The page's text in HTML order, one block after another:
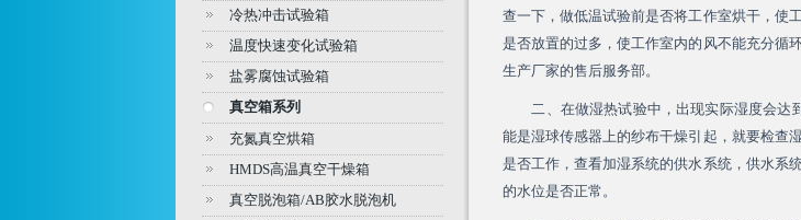
冷热冲击试验箱
温度快速变化试验箱
盐雾腐蚀试验箱
真空箱系列
充氮真空烘箱
HMDS高温真空干燥箱
真空脱泡箱/AB胶水脱泡机
查一下，做低温试验前是否将工作室烘干，使
是否放置的过多，使工作室内的风不能充分循
生产厂家的售后服务部。
二、在做湿热试验中，出现实际湿度会达
能是湿球传感器上的纱布干燥引起，就要检查
是否工作，查看加湿系统的供水系统，供水系
的水位是否正常。